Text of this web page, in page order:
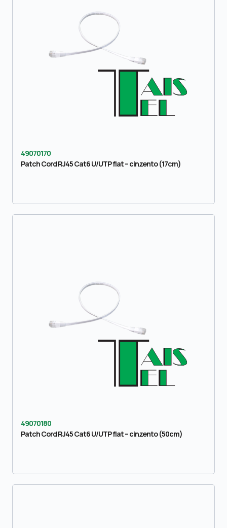
49070170
Patch Cord RJ45 Cat6 U/UTP flat – cinzento (17cm)
49070180
Patch Cord RJ45 Cat6 U/UTP flat – cinzento (50cm)